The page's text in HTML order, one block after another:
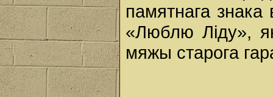
памятнага
«Люблю Ліду»,
мяжы старога